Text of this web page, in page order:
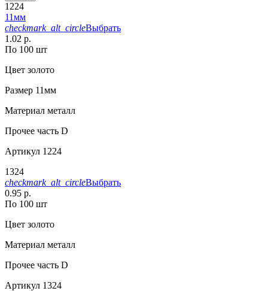
1224
11мм
checkmark_alt_circleВыбрать
1.02 р.
По 100 шт
Цвет золото
Размер 11мм
Материал металл
Прочее часть D
Артикул 1224
1324
checkmark_alt_circleВыбрать
0.95 р.
По 100 шт
Цвет золото
Материал металл
Прочее часть D
Артикул 1324